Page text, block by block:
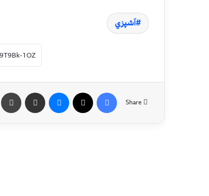
آشپزي
Share